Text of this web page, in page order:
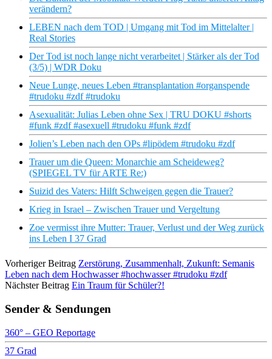
verändern?
LEBEN nach dem TOD | Umgang mit Tod im Mittelalter |
Real Stories
Der Tod ist noch lange nicht verarbeitet | Stärker als der Tod
(3/5) | WDR Doku
Neue Lunge, neues Leben #transplantation #organspende
#trudoku #zdf #trudoku
Asexualität: Julias Leben ohne Sex | TRU DOKU #shorts
#funk #zdf #asexuell #trudoku #funk #zdf
Jolien’s Leben nach den OPs #lipödem #trudoku #zdf
Trauer um die Queen: Monarchie am Scheideweg?
(SPIEGEL TV für ARTE Re:)
Suizid des Vaters: Hilft Schweigen gegen die Trauer?
Krieg in Israel – Zwischen Trauer und Vergeltung
Zoe vermisst ihre Mutter: Trauer, Verlust und der Weg zurück
ins Leben I 37 Grad
Vorheriger Beitrag Zerstörung, Zusammenhalt, Zukunft: Semanis
Leben nach dem Hochwasser #hochwasser #trudoku #zdf
Nächster Beitrag Ein Traum für Schüler?!
Sender & Sendungen
360° – GEO Reportage
37 Grad